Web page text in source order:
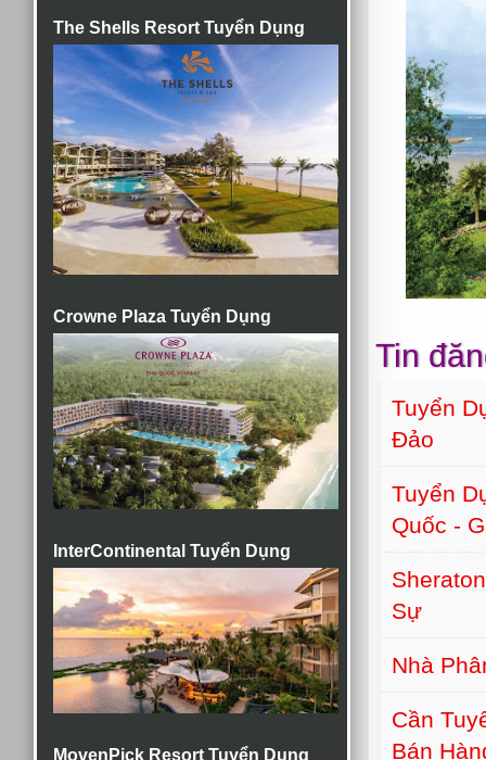
The Shells Resort Tuyển Dụng
Crowne Plaza Tuyển Dụng
InterContinental Tuyển Dụng
MovenPick Resort Tuyển Dụng
Tin
Tuyển
Đảo
Tuyển
Quốc -
Sự
Nhà
Cần
Bán